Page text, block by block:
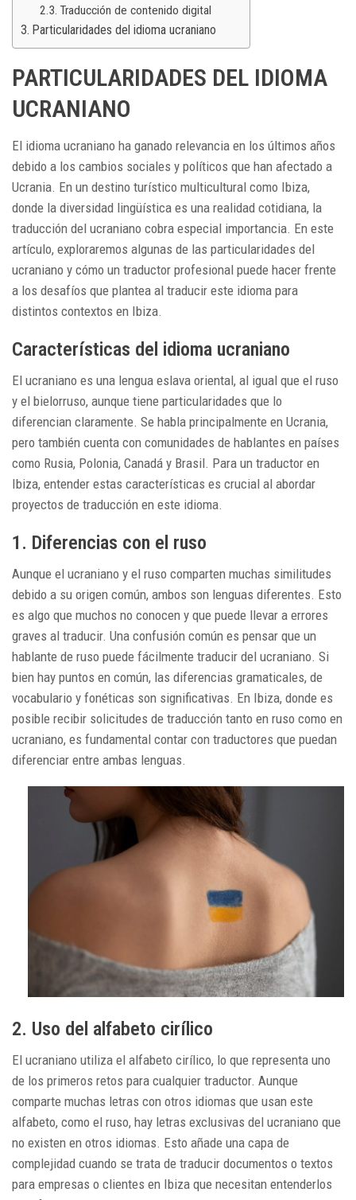
Traducción de contenido digital
Particularidades del idioma ucraniano
PARTICULARIDADES DEL IDIOMA
UCRANIANO
El idioma ucraniano ha ganado relevancia en los últimos años
debido a los cambios sociales y políticos que han afectado a
Ucrania. En un destino turístico multicultural como Ibiza,
donde la diversidad lingüística es una realidad cotidiana, la
traducción del ucraniano cobra especial importancia. En este
artículo, exploraremos algunas de las particularidades del
ucraniano y cómo un traductor profesional puede hacer frente
a los desafíos que plantea al traducir este idioma para
distintos contextos en Ibiza.
Características del idioma ucraniano
El ucraniano es una lengua eslava oriental, al igual que el ruso
y el bielorruso, aunque tiene particularidades que lo
diferencian claramente. Se habla principalmente en Ucrania,
pero también cuenta con comunidades de hablantes en países
como Rusia, Polonia, Canadá y Brasil. Para un traductor en
Ibiza, entender estas características es crucial al abordar
proyectos de traducción en este idioma.
1. Diferencias con el ruso
Aunque el ucraniano y el ruso comparten muchas similitudes
debido a su origen común, ambos son lenguas diferentes. Esto
es algo que muchos no conocen y que puede llevar a errores
graves al traducir. Una confusión común es pensar que un
hablante de ruso puede fácilmente traducir del ucraniano. Si
bien hay puntos en común, las diferencias gramaticales, de
vocabulario y fonéticas son significativas. En Ibiza, donde es
posible recibir solicitudes de traducción tanto en ruso como en
ucraniano, es fundamental contar con traductores que puedan
diferenciar entre ambas lenguas.
2. Uso del alfabeto cirílico
El ucraniano utiliza el alfabeto cirílico, lo que representa uno
de los primeros retos para cualquier traductor. Aunque
comparte muchas letras con otros idiomas que usan este
alfabeto, como el ruso, hay letras exclusivas del ucraniano que
no existen en otros idiomas. Esto añade una capa de
complejidad cuando se trata de traducir documentos o textos
para empresas o clientes en Ibiza que necesitan entenderlos